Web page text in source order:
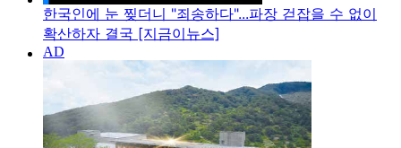
한국인에 눈 찢더니 "죄송하다"...파장 걷잡을 수 없이
확산하자 결국 [지금이뉴스]